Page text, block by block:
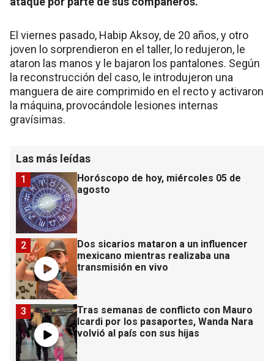
El viernes pasado, Habip Aksoy, de 20 años, y otro
joven lo sorprendieron en el taller, lo redujeron, le
ataron las manos y le bajaron los pantalones. Según
la reconstrucción del caso, le introdujeron una
manguera de aire comprimido en el recto y activaron
la máquina, provocándole lesiones internas
gravísimas.
Las más leídas
Horóscopo de hoy, miércoles 05 de
agosto
1
Dos sicarios mataron a un influencer
mexicano mientras realizaba una
transmisión en vivo
2
Tras semanas de conflicto con Mauro
Icardi por los pasaportes, Wanda Nara
volvió al país con sus hijas
3